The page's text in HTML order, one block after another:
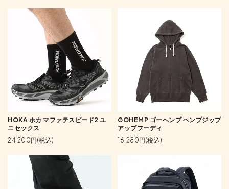
HOKA ホカ マファテスピード2 ユ
ニセックス
24,200円(税込)
GOHEMP ゴーヘンプ ヘンプジップ
アップフーディ
16,280円(税込)